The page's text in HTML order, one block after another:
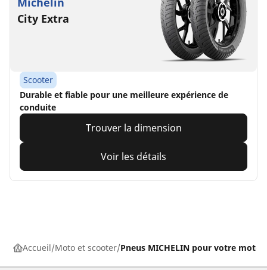
City Extra
Scooter
Durable et fiable pour une meilleure expérience de
conduite
Trouver la dimension
Voir les détails
Accueil Moto et scooter Pneus MICHELIN pour votre moto